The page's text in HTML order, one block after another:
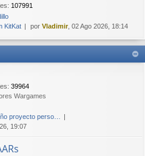
: 107991
KitKat por Vladimir, 02 Ago 2026, 18:14
: 39964
Wargames
proyecto perso…
19:07